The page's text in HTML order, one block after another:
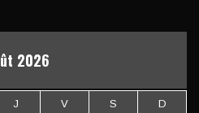
2026
J V S D